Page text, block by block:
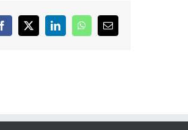
Facebook
X LinkedInWhatsApp
E-
Mail